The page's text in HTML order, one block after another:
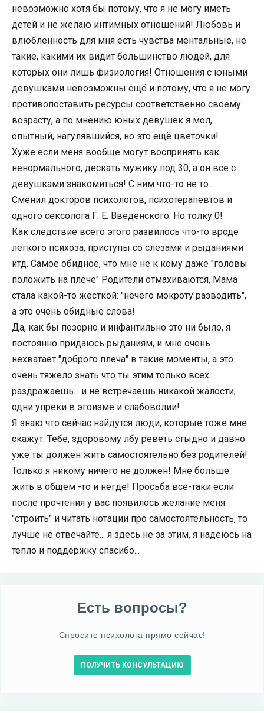
невозможно хотя бы потому, что я не могу иметь
детей и не желаю интимных отношений! Любовь и
влюбленность для мня есть чувства ментальные, не
такие, какими их видит большинство людей, для
которых они лишь физиология! Отношения с юными
девушками невозможны ещё и потому, что я не могу
противопоставить ресурсы соответственно своему
возрасту, а по мнению юных девушек я мол,
опытный, нагулявшийся, но это ещё цветочки!
Хуже если меня вообще могут воспринять как
ненормального, дескать мужику под 30, а он все с
девушками знакомиться! С ним что-то не то...
Сменил докторов психологов, психотерапевтов и
одного сексолога Г. Е. Введенского. Но толку 0!
Как следствие всего этого развилось что-то вроде
легкого психоза, приступы со слезами и рыданиями
итд. Самое обидное, что мне не к кому даже "головы
положить на плече" Родители отмахиваются, Мама
стала какой-то жесткой: "нечего мокроту разводить",
а это очень обидные слова!
Да, как бы позорно и инфантильно это ни было, я
постоянно придаюсь рыданиям, и мне очень
нехватает "доброго плеча" в такие моменты, а это
очень тяжело знать что ты этим только всех
раздражаешь... и не встречаешь никакой жалости,
одни упреки в эгоизме и слабоволии!
Я знаю что сейчас найдутся люди, которые тоже мне
скажут: Тебе, здоровому лбу реветь стыдно и давно
уже ты должен жить самостоятельно без родителей!
Только я никому ничего не должен! Мне больше
жить в общем -то и негде! Просьба все-таки если
после прочтения у вас появилось желание меня
"строить" и читать нотации про самостоятельность, то
лучше не отвечайте... я здесь не за этим, я надеюсь на
тепло и поддержку спасибо...
Есть вопросы?
Спросите психолога прямо сейчас!
ПОЛУЧИТЬ КОНСУЛЬТАЦИЮ